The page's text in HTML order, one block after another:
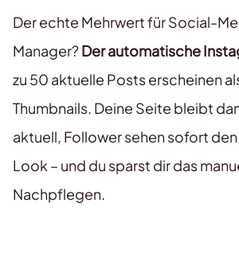
Der echte Mehrwert für Social-
Manager?Der automatische
zu 50 aktuelle Posts erscheinen
Thumbnails. Deine Seite bleibt
aktuell, Follower sehen sofort
Look – und du sparst dir das
Nachpflegen.